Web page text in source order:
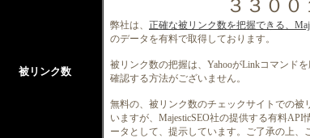
被リンク数
３３００
弊社は、 正確な被リンク数を把握できる、
のデータを有料で取得しております。
被リンク数の把握は、YahooがLinkコマンド
確認する方法がございません。
無料の、被リンク数のチェックサイトでの被
いますが、MajesticSEO社の提供する有料
ータとして、提示しています。ご了承の上、